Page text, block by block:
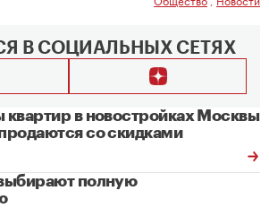
В СОЦИАЛЬНЫХ СЕТЯХ
квартир в новостройках Москвы
со скидками
полную